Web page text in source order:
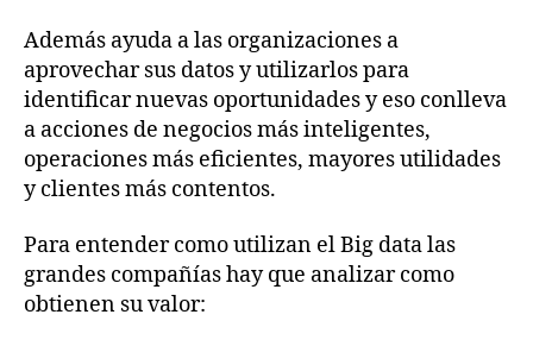
Además ayuda a las organizaciones a
aprovechar sus datos y utilizarlos para
identificar nuevas oportunidades y eso conlleva
a acciones de negocios más inteligentes,
operaciones más eficientes, mayores utilidades
y clientes más contentos.
Para entender como utilizan el Big data las
grandes compañías hay que analizar como
obtienen su valor: